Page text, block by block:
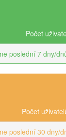
Počet
poslední 7 dny/
Počet
poslední 30 dny/